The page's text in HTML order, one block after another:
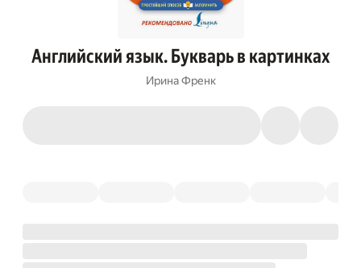
Английский язык. Букварь в картинках
Ирина Френк